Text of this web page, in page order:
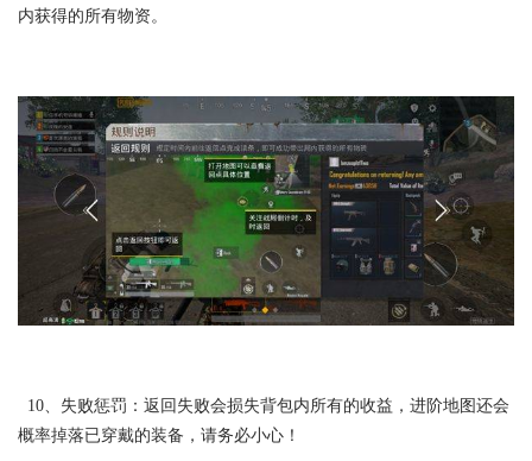
内获得的所有物资。
10、失败惩罚：返回失败会损失背包内所有的收益，进阶地图还会
概率掉落已穿戴的装备，请务必小心！